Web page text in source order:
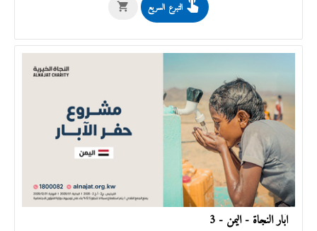
التبرع السريع
آبار النجاة - اليمن - 3